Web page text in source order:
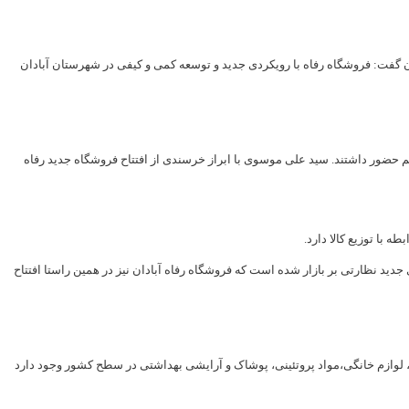
گفت: فروشگاه رفاه با رویکردی جدید و توسعه کمی و کیفی در شهرستان آبادان
داشتند. سید علی موسوی با ابراز خرسندی از افتتاح فروشگاه جدید رفاه
توزیع کالا دارد.
های جدید نظارتی بر بازار شده است که فروشگاه رفاه آبادان نیز در همین راستا افتتاح
ای رفاه در بخش های مواد غذایی، شوینده، لوازم خانگی،مواد پروتئینی، پوشاک و آرایشی بهداشتی در سطح کشور وجود دارد